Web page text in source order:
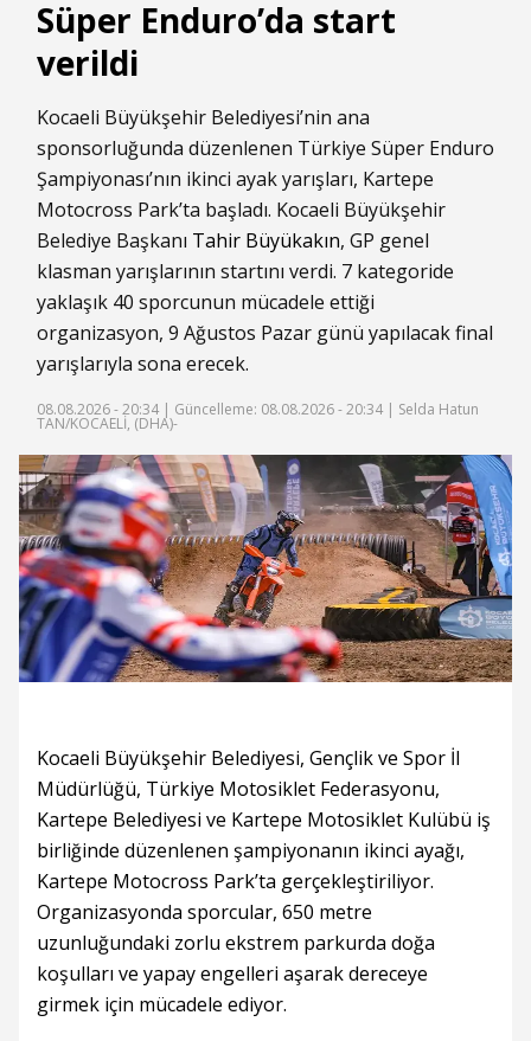
Süper Enduro’da start
verildi
Kocaeli Büyükşehir Belediyesi’nin ana
sponsorluğunda düzenlenen Türkiye Süper Enduro
Şampiyonası’nın ikinci ayak yarışları, Kartepe
Motocross Park’ta başladı. Kocaeli Büyükşehir
Belediye Başkanı Tahir Büyükakın, GP genel
klasman yarışlarının startını verdi. 7 kategoride
yaklaşık 40 sporcunun mücadele ettiği
organizasyon, 9 Ağustos Pazar günü yapılacak final
yarışlarıyla sona erecek.
08.08.2026 - 20:34 | Güncelleme: 08.08.2026 - 20:34 | Selda Hatun
TAN/KOCAELİ, (DHA)-
Kocaeli Büyükşehir Belediyesi, Gençlik ve Spor İl
Müdürlüğü, Türkiye Motosiklet Federasyonu,
Kartepe Belediyesi ve Kartepe Motosiklet Kulübü iş
birliğinde düzenlenen şampiyonanın ikinci ayağı,
Kartepe Motocross Park’ta gerçekleştiriliyor.
Organizasyonda sporcular, 650 metre
uzunluğundaki zorlu ekstrem parkurda doğa
koşulları ve yapay engelleri aşarak dereceye
girmek için mücadele ediyor.